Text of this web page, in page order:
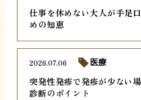
仕事を休めない大人が手足
めの知恵
突発性発疹で発疹が少ない
診断のポイント
2026.07.06 医療